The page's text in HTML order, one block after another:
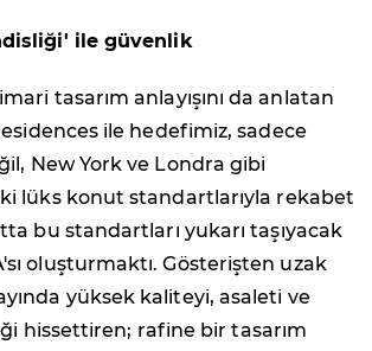
ile güvenlik
tasarım anlayışını da anlatan
ile hedefimiz, sadece
New York ve Londra gibi
lüks konut standartlarıyla rekabet
bu standartları yukarı taşıyacak
oluşturmaktı. Gösterişten uzak
yüksek kaliteyi, asaleti ve
hissettiren; rafine bir tasarım